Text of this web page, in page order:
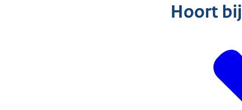
Hoort bij